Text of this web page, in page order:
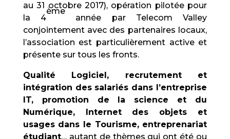
au 31 octobre 2017), opération pilotée pour
la 4
ème
année par Telecom Valley
conjointement avec des partenaires locaux,
l’association est particulièrement active et
présente sur tous les fronts.
Qualité Logiciel, recrutement et
intégration des salariés dans l’entreprise
IT, promotion de la science et du
Numérique, Internet des objets et
usages dans le Tourisme, entreprenariat
étudiant… autant de thèmes qui ont été ou